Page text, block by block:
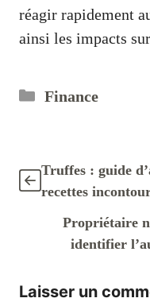
réagir rapidement
ainsi les impacts
Catégories
Finance
Truffes : guide
recettes
Propriétaire
identifier
Laisser un